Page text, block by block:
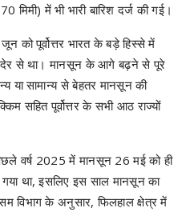
मिमी) में भी भारी बारिश दर्ज की गई।
को पूर्वोत्तर भारत के बड़े हिस्से में
देर से था। मानसून के आगे बढ़ने से पूरे
या सामान्य से बेहतर मानसून की
सहित पूर्वोत्तर के सभी आठ राज्यों
वर्ष 2025 में मानसून 26 मई को ही
गया था, इसलिए इस साल मानसून का
विभाग के अनुसार, फिलहाल क्षेत्र में